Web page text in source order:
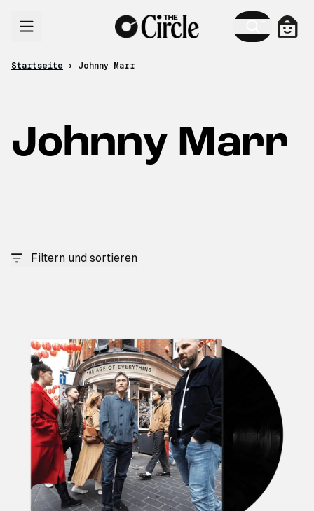
Startseite › Johnny Marr
Johnny Marr
Filtern und sortieren